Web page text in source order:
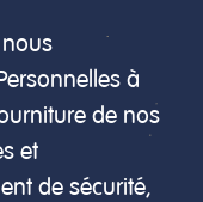
à
de nos
et
de sécurité,